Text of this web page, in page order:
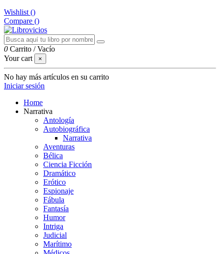
Wishlist ()
Compare ()
0 Carrito /Vacío
Your cart
×
No hay más artículos en su carrito
Iniciar sesión
Home
Narrativa
Antología
Autobiográfica
Narrativa
Aventuras
Bélica
Ciencia Ficción
Dramático
Erótico
Espionaje
Fábula
Fantasía
Humor
Intriga
Judicial
Marítimo